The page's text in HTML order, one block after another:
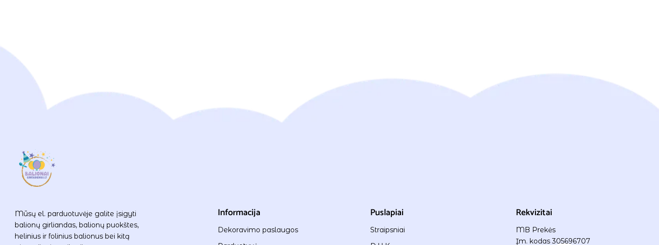
Mūsų el. parduotuvėje galite įsigyti
balionų girliandas, balionų puokštes,
helinius ir folinius balionus bei kitą
Informacija
Dekoravimo paslaugos
Puslapiai
Straipsniai
Rekvizitai
MB Prekės
Įm. kodas 305696707